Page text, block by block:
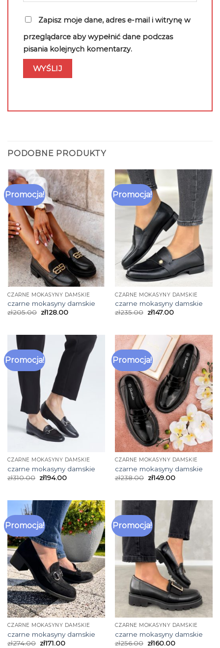
Zapisz moje dane, adres e-mail i witrynę w
przeglądarce aby wypełnić dane podczas
pisania kolejnych komentarzy.
PODOBNE PRODUKTY
Promocja!
CZARNE MOKASYNY DAMSKIE
czarne mokasyny damskie
zł205.00 zł128.00
Promocja!
CZARNE MOKASYNY DAMSKIE
czarne mokasyny damskie
zł235.00 zł147.00
Promocja!
CZARNE MOKASYNY DAMSKIE
czarne mokasyny damskie
zł310.00 zł194.00
Promocja!
CZARNE MOKASYNY DAMSKIE
czarne mokasyny damskie
zł238.00 zł149.00
Promocja!
CZARNE MOKASYNY DAMSKIE
czarne mokasyny damskie
zł274.00 zł171.00
Promocja!
CZARNE MOKASYNY DAMSKIE
czarne mokasyny damskie
zł256.00 zł160.00